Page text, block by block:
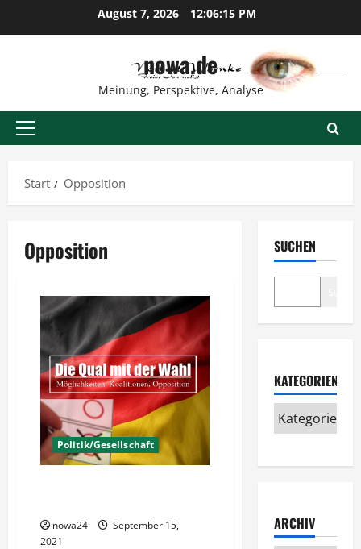
August 7, 2026 12:06:16 PM
nowa.de
Meinung, Perspektive, Analyse
Primäres
Start
Opposition
Opposition
Politik/Gesellschaft
nowa24
September 15,
2021
SUCHEN
KATEGORIEN
ARCHIV